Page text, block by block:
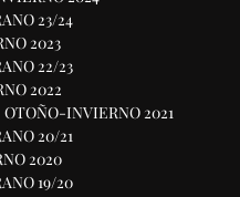
23/24
2023
22/23
2022
OTOÑO-INVIERNO 2021
20/21
2020
19/20